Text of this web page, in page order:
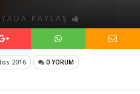
PAYLAŞ
2016
0 YORUM